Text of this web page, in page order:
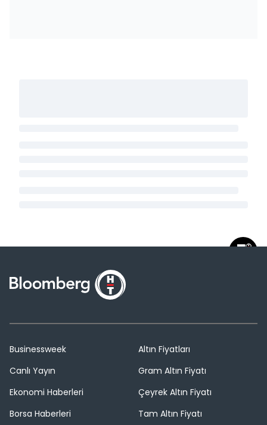
Businessweek
Canlı Yayın
Ekonomi Haberleri
Borsa Haberleri
Altın Fiyatları
Gram Altın Fiyatı
Çeyrek Altın Fiyatı
Tam Altın Fiyatı